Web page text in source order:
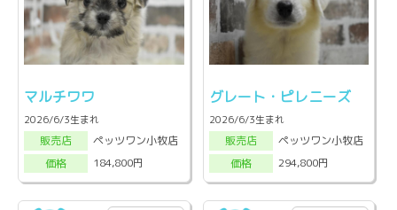
マルチワワ
2026/6/3生まれ
販売店
ペッツワン小牧店
価格
184,800円
グレート・ピレニーズ
2026/6/3生まれ
販売店
ペッツワン小牧店
価格
294,800円